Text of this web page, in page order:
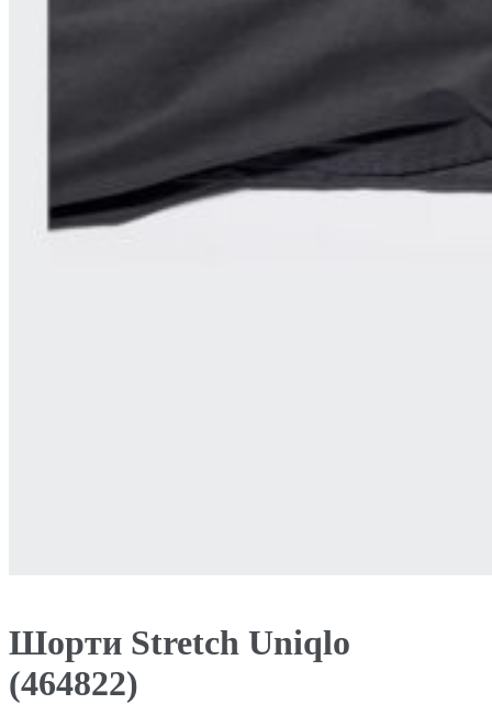
Шорти Stretch Uniqlo
(464822)